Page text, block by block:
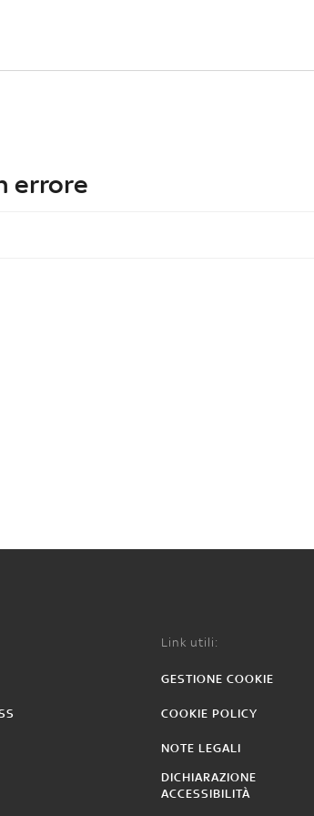
errore
Link utili:
GESTIONE COOKIE
COOKIE POLICY
NOTE LEGALI
DICHIARAZIONE
ACCESSIBILITÀ